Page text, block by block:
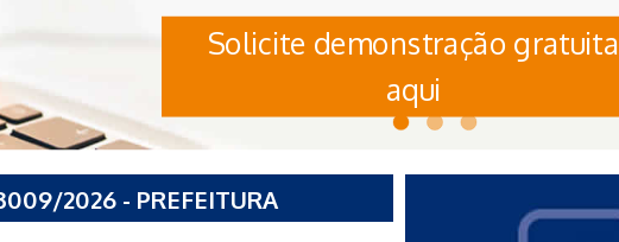
Solicite demonstração gratuita
aqui
2026 - PREFEITURA